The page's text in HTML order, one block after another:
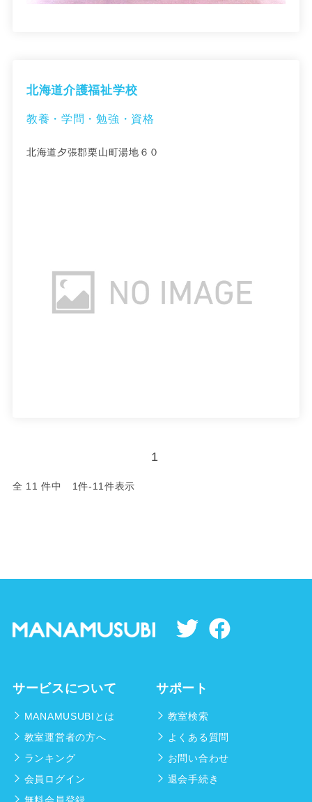
北海道介護福祉学校
教養・学問・勉強・資格
北海道夕張郡栗山町湯地６０
1
全 11 件中 1件-11件表示
サービスについて
MANAMUSUBIとは
教室運営者の方へ
ランキング
会員ログイン
無料会員登録
サポート
教室検索
よくある質問
お問い合わせ
退会手続き